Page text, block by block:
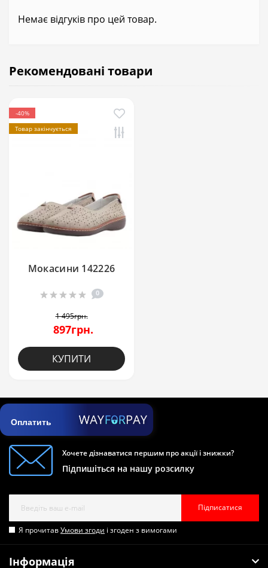
Немає відгуків про цей товар.
Рекомендовані товари
-40%
Товар закінчується
Мокасини 142226
0
1 495грн.
897грн.
КУПИТИ
Оплатить
Хочете дізнаватися першим про акції і знижки?
Підпишіться на нашу розсилку
Підписатися
Я прочитавУмови згоди і згоден з вимогами
Інформація